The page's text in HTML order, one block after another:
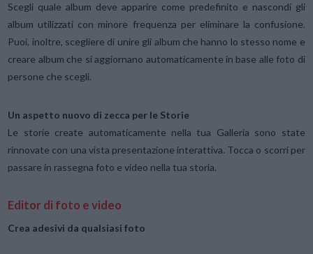
Scegli quale album deve apparire come predefinito e nascondi gli
album utilizzati con minore frequenza per eliminare la confusione.
Puoi, inoltre, scegliere di unire gli album che hanno lo stesso nome e
creare album che si aggiornano automaticamente in base alle foto di
persone che scegli.
Un aspetto nuovo di zecca per le Storie
Le storie create automaticamente nella tua Galleria sono state
rinnovate con una vista presentazione interattiva. Tocca o scorri per
passare in rassegna foto e video nella tua storia.
Editor di foto e video
Crea adesivi da qualsiasi foto